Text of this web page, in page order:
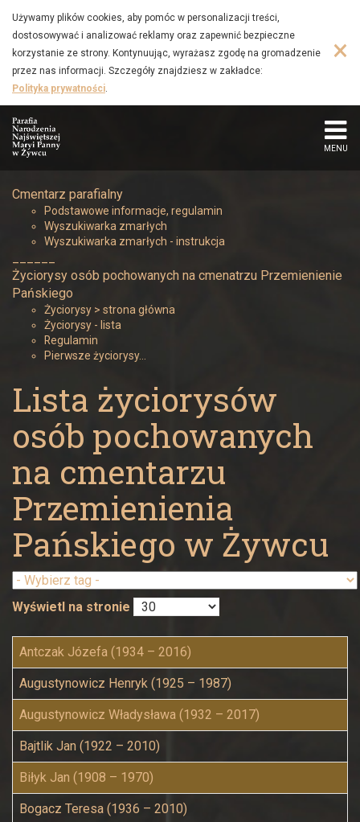
Na
cmentarzu
żywiecki
jest
pochowanych
bardzo
wiele
osób
a
wśród
nich
.....
Parafia
Narodzenia
Najświętszej
Maryi
Panny
w
Żywcu
do
głównej
treści
Używamy plików cookies, aby pomóc w personalizacji treści,
dostosowywać i analizować reklamy oraz zapewnić bezpieczne
korzystanie ze strony. Kontynuując, wyrażasz zgodę na gromadzenie
przez nas informacji. Szczegóły znajdziesz w zakładce:
Polityka prywatności.
×
MENU
Cmentarz parafialny
Podstawowe informacje, regulamin
Wyszukiwarka zmarłych
Wyszukiwarka zmarłych - instrukcja
Życiorysy osób pochowanych na cmenatrzu Przemienienie
Pańskiego
Życiorysy > strona główna
Życiorysy - lista
Regulamin
Pierwsze życiorysy…
Lista życiorysów
osób pochowanych
na cmentarzu
Przemienienia
Pańskiego w Żywcu
Wyświetl na stronie
Antczak Józefa (1934 – 2016)
Augustynowicz Henryk (1925 – 1987)
Augustynowicz Władysława (1932 – 2017)
Bajtlik Jan (1922 – 2010)
Biłyk Jan (1908 – 1970)
Bogacz Teresa (1936 – 2010)